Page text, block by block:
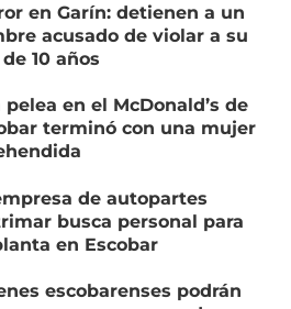
en Garín: detienen a un
acusado de violar a su
10 años
pelea en el McDonald’s de
terminó con una mujer
de autopartes
busca personal para
en Escobar
escobarenses podrán